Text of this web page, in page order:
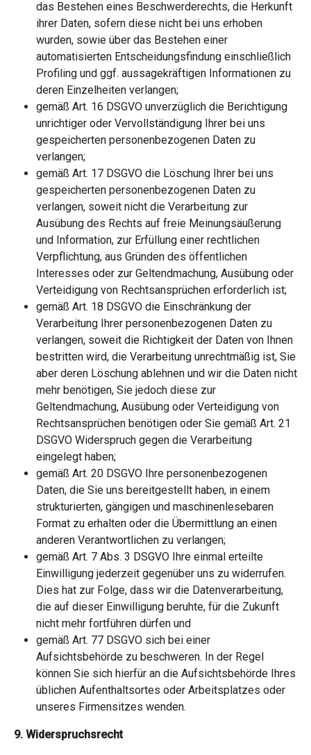
das Bestehen eines Beschwerderechts, die Herkunft
ihrer Daten, sofern diese nicht bei uns erhoben
wurden, sowie über das Bestehen einer
automatisierten Entscheidungsfindung einschließlich
Profiling und ggf. aussagekräftigen Informationen zu
deren Einzelheiten verlangen;
gemäß Art. 16 DSGVO unverzüglich die Berichtigung
unrichtiger oder Vervollständigung Ihrer bei uns
gespeicherten personenbezogenen Daten zu
verlangen;
gemäß Art. 17 DSGVO die Löschung Ihrer bei uns
gespeicherten personenbezogenen Daten zu
verlangen, soweit nicht die Verarbeitung zur
Ausübung des Rechts auf freie Meinungsäußerung
und Information, zur Erfüllung einer rechtlichen
Verpflichtung, aus Gründen des öffentlichen
Interesses oder zur Geltendmachung, Ausübung oder
Verteidigung von Rechtsansprüchen erforderlich ist;
gemäß Art. 18 DSGVO die Einschränkung der
Verarbeitung Ihrer personenbezogenen Daten zu
verlangen, soweit die Richtigkeit der Daten von Ihnen
bestritten wird, die Verarbeitung unrechtmäßig ist, Sie
aber deren Löschung ablehnen und wir die Daten nicht
mehr benötigen, Sie jedoch diese zur
Geltendmachung, Ausübung oder Verteidigung von
Rechtsansprüchen benötigen oder Sie gemäß Art. 21
DSGVO Widerspruch gegen die Verarbeitung
eingelegt haben;
gemäß Art. 20 DSGVO Ihre personenbezogenen
Daten, die Sie uns bereitgestellt haben, in einem
strukturierten, gängigen und maschinenlesebaren
Format zu erhalten oder die Übermittlung an einen
anderen Verantwortlichen zu verlangen;
gemäß Art. 7 Abs. 3 DSGVO Ihre einmal erteilte
Einwilligung jederzeit gegenüber uns zu widerrufen.
Dies hat zur Folge, dass wir die Datenverarbeitung,
die auf dieser Einwilligung beruhte, für die Zukunft
nicht mehr fortführen dürfen und
gemäß Art. 77 DSGVO sich bei einer
Aufsichtsbehörde zu beschweren. In der Regel
können Sie sich hierfür an die Aufsichtsbehörde Ihres
üblichen Aufenthaltsortes oder Arbeitsplatzes oder
unseres Firmensitzes wenden.
9. Widerspruchsrecht